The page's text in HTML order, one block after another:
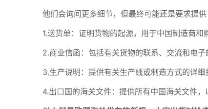
他们会询问更多细节，但最终可能还是要求提
1.送货单：证明货物的起源，用于中国制造商和
2.商业信函：包括有关货物的联系、交流和电子
3.生产说明：提供有关生产线或制造方式的详细
4.出口国的海关文件：提供所有中国海关文件，